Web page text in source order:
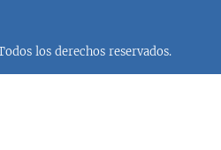
los derechos reservados.